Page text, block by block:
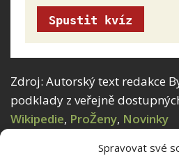
Spravovat své
Spustit kvíz
Zdroj: Autorský text redakce
podklady z veřejně
Wikipedie, ProŽeny, Novinky